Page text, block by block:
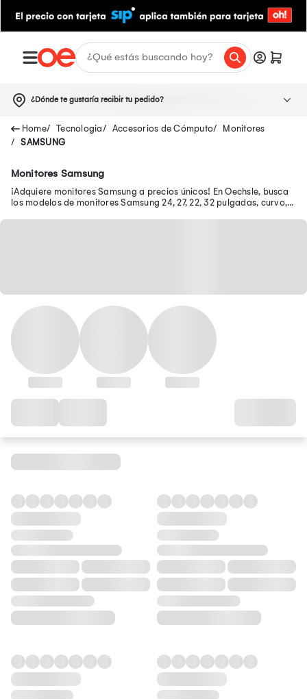
¿Dónde te gustaría recibir tu pedido?
Tecnologia Accesorios de Cómputo
Monitores
SAMSUNG
Monitores Samsung
¡Adquiere monitores Samsung a precios únicos! En Oechsle, busca
los modelos de monitores Samsung 24, 27, 22, 32 pulgadas, curvo,